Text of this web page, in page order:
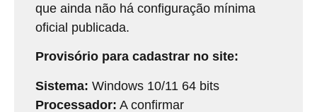
que ainda não há configuração mínima
oficial publicada.
Provisório para cadastrar no site:
Sistema: Windows 10/11 64 bits
Processador: A confirmar